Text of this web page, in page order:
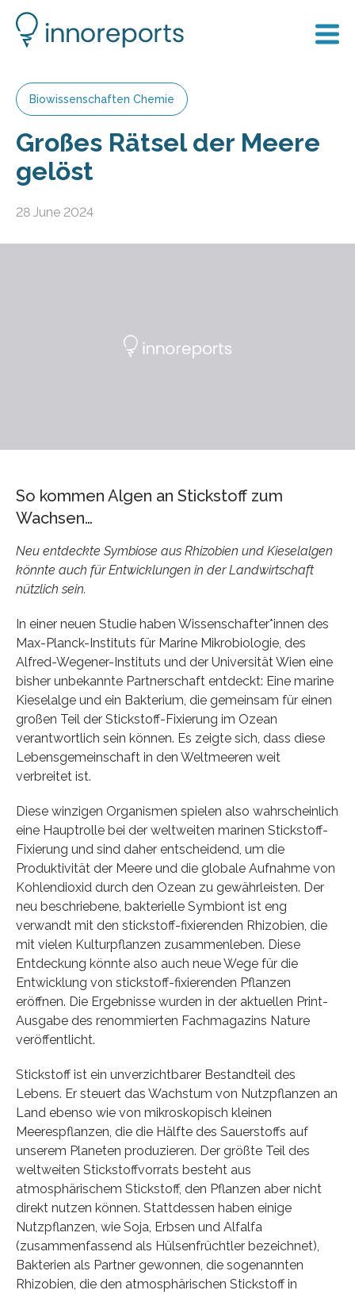
Biowissenschaften Chemie
Großes Rätsel der Meere
gelöst
28 June 2024
So kommen Algen an Stickstoff zum
Wachsen…
Neu entdeckte Symbiose aus Rhizobien und Kieselalgen
könnte auch für Entwicklungen in der Landwirtschaft
nützlich sein.
In einer neuen Studie haben Wissenschafter*innen des
Max-Planck-Instituts für Marine Mikrobiologie, des
Alfred-Wegener-Instituts und der Universität Wien eine
bisher unbekannte Partnerschaft entdeckt: Eine marine
Kieselalge und ein Bakterium, die gemeinsam für einen
großen Teil der Stickstoff-Fixierung im Ozean
verantwortlich sein können. Es zeigte sich, dass diese
Lebensgemeinschaft in den Weltmeeren weit
verbreitet ist.
Diese winzigen Organismen spielen also wahrscheinlich
eine Hauptrolle bei der weltweiten marinen Stickstoff-
Fixierung und sind daher entscheidend, um die
Produktivität der Meere und die globale Aufnahme von
Kohlendioxid durch den Ozean zu gewährleisten. Der
neu beschriebene, bakterielle Symbiont ist eng
verwandt mit den stickstoff-fixierenden Rhizobien, die
mit vielen Kulturpflanzen zusammenleben. Diese
Entdeckung könnte also auch neue Wege für die
Entwicklung von stickstoff-fixierenden Pflanzen
eröffnen. Die Ergebnisse wurden in der aktuellen Print-
Ausgabe des renommierten Fachmagazins Nature
veröffentlicht.
Stickstoff ist ein unverzichtbarer Bestandteil des
Lebens. Er steuert das Wachstum von Nutzpflanzen an
Land ebenso wie von mikroskopisch kleinen
Meerespflanzen, die die Hälfte des Sauerstoffs auf
unserem Planeten produzieren. Der größte Teil des
weltweiten Stickstoffvorrats besteht aus
atmosphärischem Stickstoff, den Pflanzen aber nicht
direkt nutzen können. Stattdessen haben einige
Nutzpflanzen, wie Soja, Erbsen und Alfalfa
(zusammenfassend als Hülsenfrüchtler bezeichnet),
Bakterien als Partner gewonnen, die sogenannten
Rhizobien, die den atmosphärischen Stickstoff in